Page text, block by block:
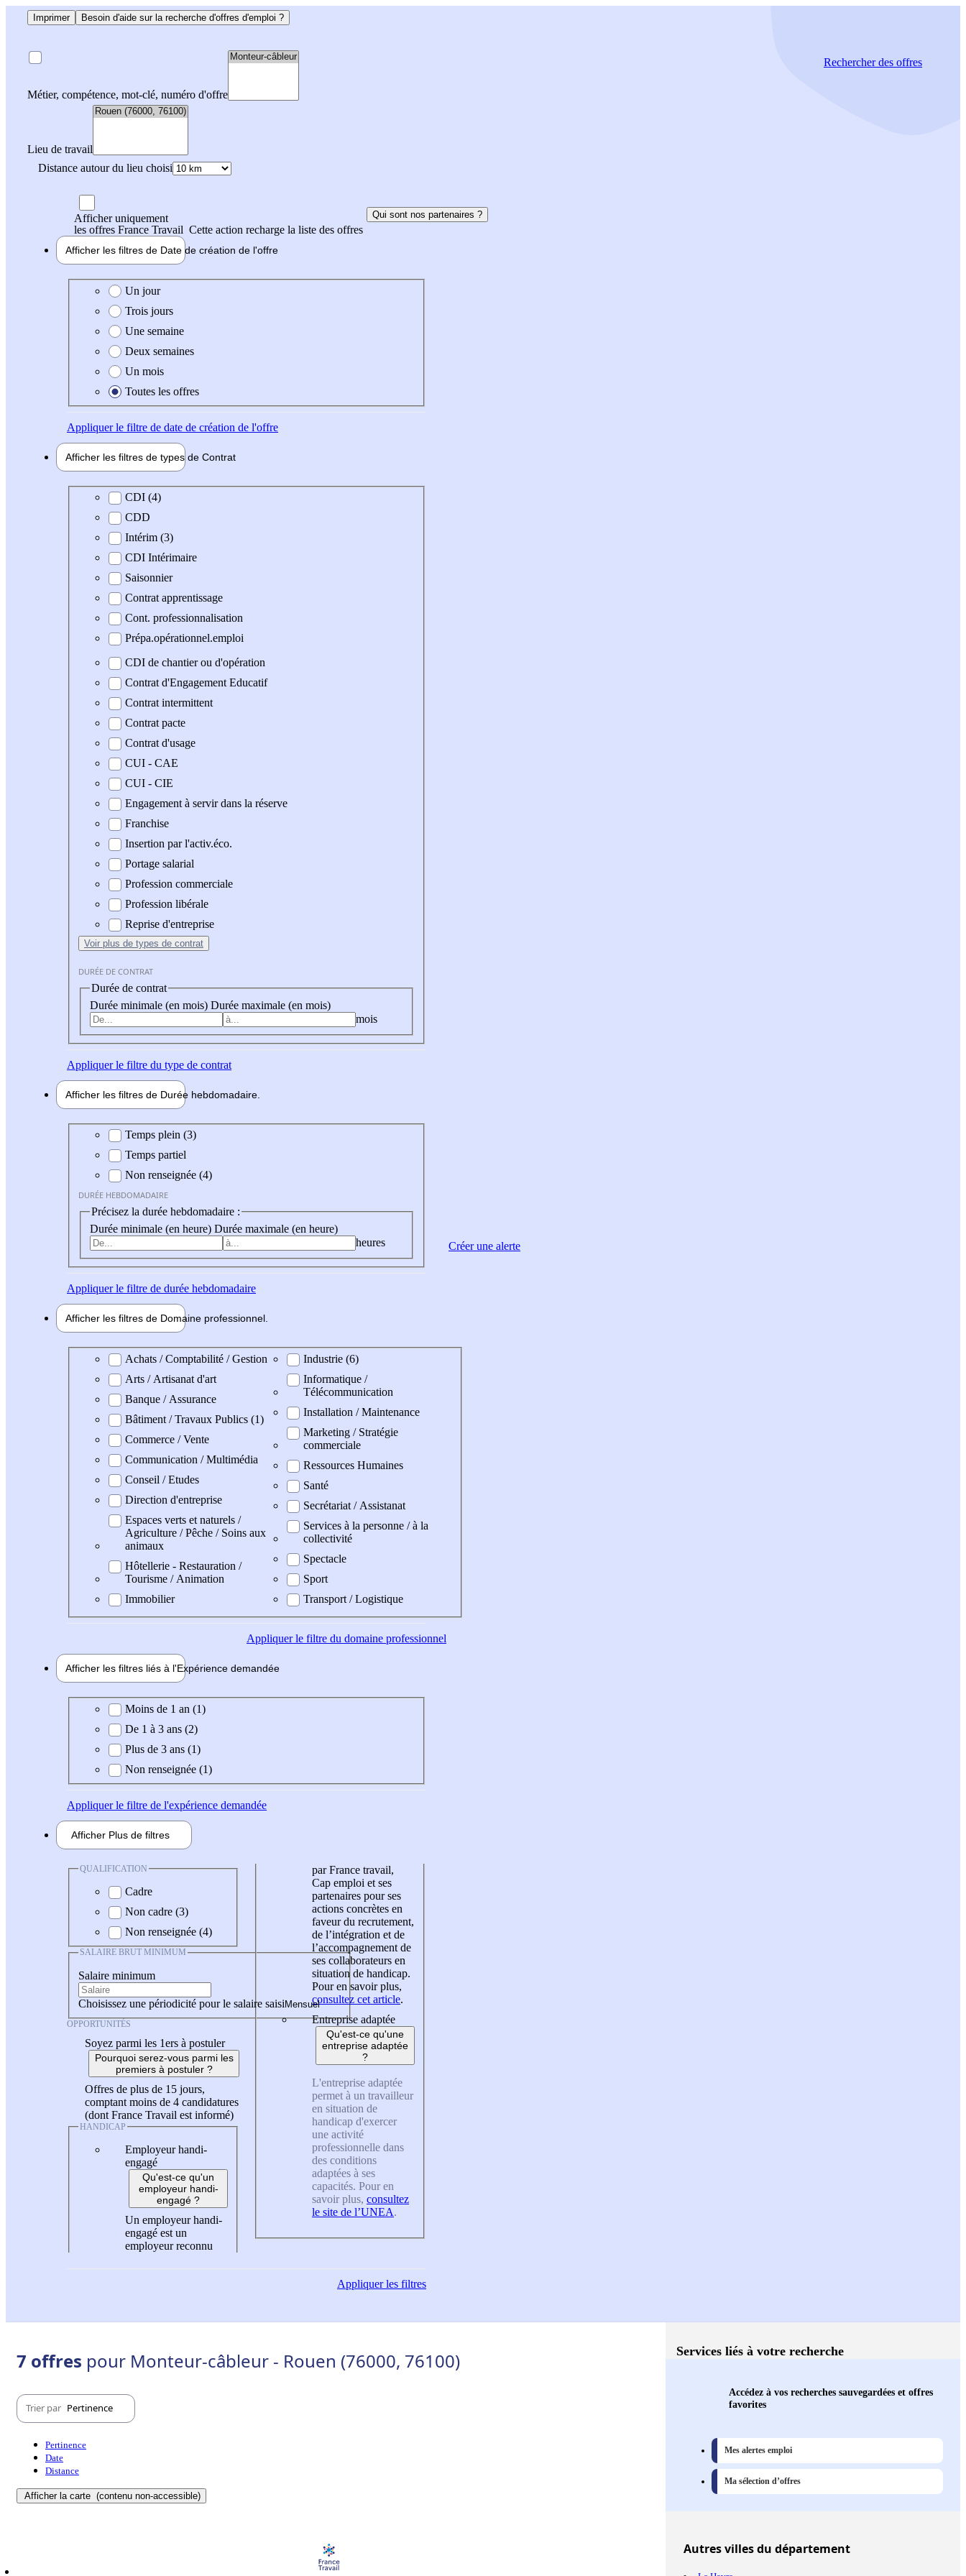
Imprimer Besoin d'aide sur la recherche d'offres d'emploi ?
Métier, compétence, mot-clé, numéro d'offre
Lieu de travail
Distance autour du lieu choisi
Rechercherdes offres
Afficher uniquement
les offres France Travail Cette action recharge la liste des offres
Qui sont nos partenaires ?
Afficher les filtres de Date de création de l'offre
Date de création de l'offre
Un jour
Trois jours
Une semaine
Deux semaines
Un mois
Toutes les offres
Appliquerle filtre de date de création de l'offre
Afficher les filtres de types de Contrat
Type de contrat
CDI (4)
CDD
Intérim (3)
CDI Intérimaire
Saisonnier
Contrat apprentissage
Cont. professionnalisation
Prépa.opérationnel.emploi
CDI de chantier ou d'opération
Contrat d'Engagement Educatif
Contrat intermittent
Contrat pacte
Contrat d'usage
CUI - CAE
CUI - CIE
Engagement à servir dans la réserve
Franchise
Insertion par l'activ.éco.
Portage salarial
Profession commerciale
Profession libérale
Reprise d'entreprise
Voir plus de types de contrat
DURÉE DE CONTRAT
Durée de contrat
Durée minimale (en mois) Durée maximale (en mois)
mois
Appliquerle filtre du type de contrat
Afficher les filtres de Durée hebdomadaire
Durée hebdomadaire
Temps plein (3)
Temps partiel
Non renseignée (4)
DURÉE HEBDOMADAIRE
Précisez la durée hebdomadaire :
Durée minimale (en heure) Durée maximale (en heure)
heures
Appliquerle filtre de durée hebdomadaire
Afficher les filtres de Domaine professionnel
Domaine professionel
Achats / Comptabilité / Gestion
Arts / Artisanat d'art
Banque / Assurance
Bâtiment / Travaux Publics (1)
Commerce / Vente
Communication / Multimédia
Conseil / Etudes
Direction d'entreprise
Espaces verts et naturels /
Agriculture / Pêche / Soins aux
animaux
Hôtellerie - Restauration /
Tourisme / Animation
Immobilier
Industrie (6)
Informatique /
Télécommunication
Installation / Maintenance
Marketing / Stratégie
commerciale
Ressources Humaines
Santé
Secrétariat / Assistanat
Services à la personne / à la
collectivité
Spectacle
Sport
Transport / Logistique
Appliquerle filtre du domaine professionnel
Afficher les filtres liés à l'Expérience demandée
Expérience demandée
Moins de 1 an (1)
De 1 à 3 ans (2)
Plus de 3 ans (1)
Non renseignée (1)
Appliquerle filtre de l'expérience demandée
Afficher Plus de filtres
QUALIFICATION
Cadre
Non cadre (3)
Non renseignée (4)
SALAIRE BRUT MINIMUM
Salaire minimum
Choisissez une périodicité pour le salaire saisi
OPPORTUNITÉS
Soyez parmi les 1ers à postuler
Pourquoi serez-vous parmi les
premiers à postuler ?
Offres de plus de 15 jours,
comptant moins de 4 candidatures
(dont France Travail est informé)
HANDICAP
Employeur handi-
engagé
Qu'est-ce qu'un
employeur handi-
engagé ?
Un employeur handi-
engagé est un
employeur reconnu
par France travail,
Cap emploi et ses
partenaires pour ses
actions concrètes en
faveur du recrutement,
de l’intégration et de
l’accompagnement de
ses collaborateurs en
situation de handicap.
Pour en savoir plus,
consultez cet article.
Entreprise adaptée
Qu'est-ce qu'une
entreprise adaptée
?
L'entreprise adaptée
permet à un travailleur
en situation de
handicap d'exercer
une activité
professionnelle dans
des conditions
adaptées à ses
capacités. Pour en
savoir plus, consultez
le site de l’UNEA.
Appliquerles filtres
Créer une alerte
7 offres pour Monteur-câbleur - Rouen (76000, 76100)
Trier par Pertinence
Pertinence
Date
Distance
Afficher la carte (contenu non-accessible)
Services liés à votre recherche
Accédez à vos recherches sauvegardées et offres
favorites
Mes alertes emploi
Ma sélection d’offres
Autresvillesdu département